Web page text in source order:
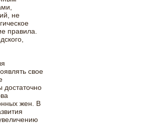
не
правила.
свое
жен. В